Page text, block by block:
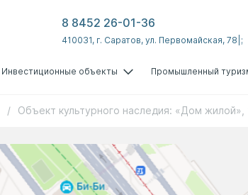
8 8452 26-01-36
410031, г. Саратов, ул. Первомайская, 78|;
Инвестиционные объекты Промышленный
/ Объект культурного наследия: «Дом жилой»,